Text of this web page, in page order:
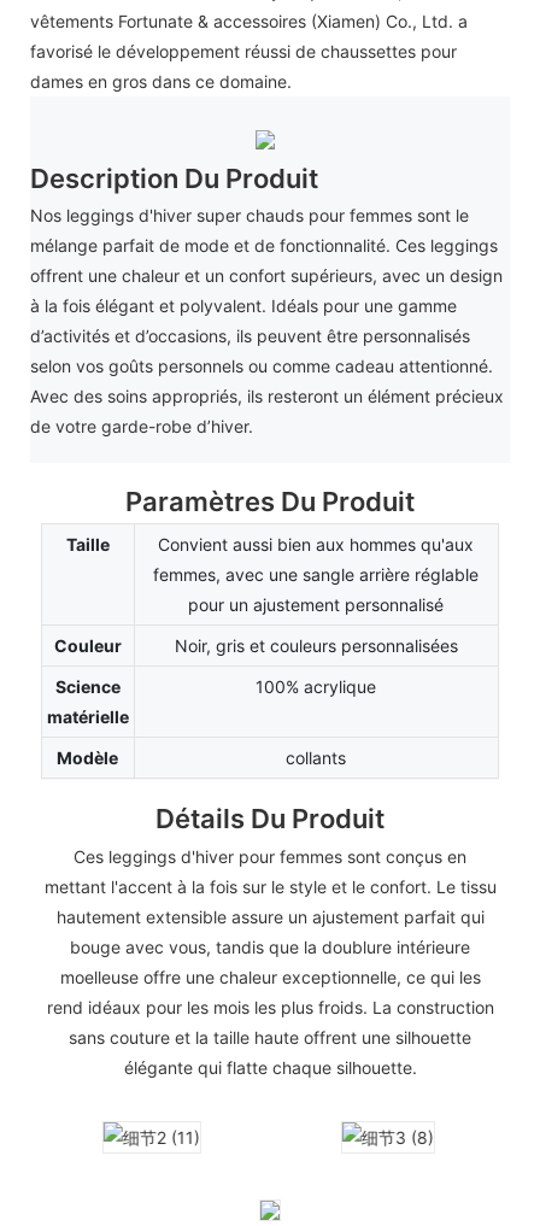
vêtements Fortunate & accessoires (Xiamen) Co., Ltd. a
favorisé le développement réussi de chaussettes pour
dames en gros dans ce domaine.
Description Du Produit
Nos leggings d'hiver super chauds pour femmes sont le
mélange parfait de mode et de fonctionnalité. Ces leggings
offrent une chaleur et un confort supérieurs, avec un design
à la fois élégant et polyvalent. Idéals pour une gamme
d’activités et d’occasions, ils peuvent être personnalisés
selon vos goûts personnels ou comme cadeau attentionné.
Avec des soins appropriés, ils resteront un élément précieux
de votre garde-robe d’hiver.
Paramètres Du Produit
Taille
Convient aussi bien aux hommes qu'aux
femmes, avec une sangle arrière réglable
pour un ajustement personnalisé
Couleur
Noir, gris et couleurs personnalisées
Science
matérielle
100% acrylique
Modèle collants
Détails Du Produit
Ces leggings d'hiver pour femmes sont conçus en
mettant l'accent à la fois sur le style et le confort. Le tissu
hautement extensible assure un ajustement parfait qui
bouge avec vous, tandis que la doublure intérieure
moelleuse offre une chaleur exceptionnelle, ce qui les
rend idéaux pour les mois les plus froids. La construction
sans couture et la taille haute offrent une silhouette
élégante qui flatte chaque silhouette.